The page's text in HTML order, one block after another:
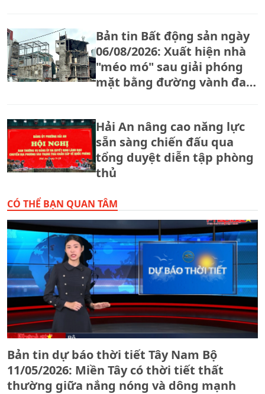
Bản tin Bất động sản ngày
06/08/2026: Xuất hiện nhà
"méo mó" sau giải phóng
mặt bằng đường vành đai
Hải An nâng cao năng lực
sẵn sàng chiến đấu qua
tổng duyệt diễn tập phòng
thủ
CÓ THỂ BẠN QUAN TÂM
Bản tin dự báo thời tiết Tây Nam Bộ
11/05/2026: Miền Tây có thời tiết thất
thường giữa nắng nóng và dông mạnh